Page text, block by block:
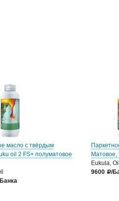
масло с твёрдым
oil 2 FS+ полуматовое
Матовое,
Eukula, Oil
9600
a/